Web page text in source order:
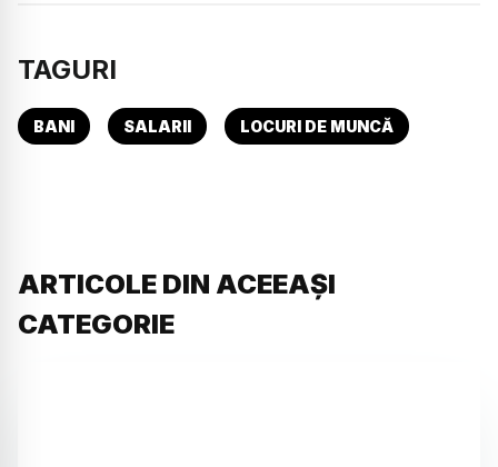
TAGURI
BANI SALARII LOCURI DE MUNCĂ
ARTICOLE DIN ACEEAȘI
CATEGORIE